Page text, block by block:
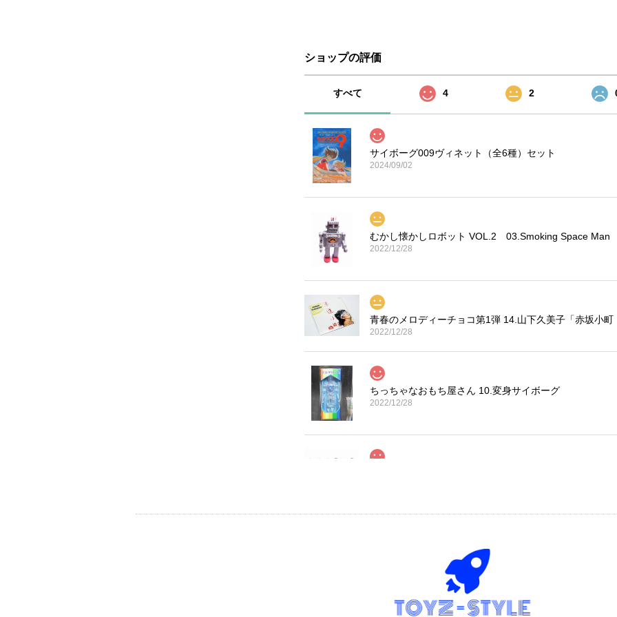
ショップの評価
すべて 4 2
サイボーグ009ヴィネット（全6種）セット
2024/09/02
むかし懐かしロボット VOL.2 03.Smoking Space Man
2022/12/28
青春のメロディーチョコ第1弾 14.山下久美子「赤坂小町
2022/12/28
ちっちゃなおもち屋さん 10.変身サイボーグ
2022/12/28
丁寧な梱包で本日受け取りました。 だるまストーブ探してたのでとて
も可愛いです。 ありがとうございました。